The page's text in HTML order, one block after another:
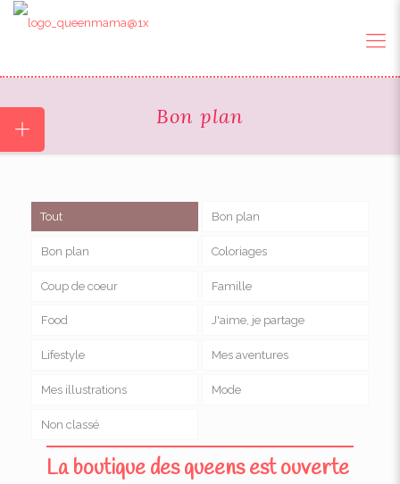
Bon plan
Tout Bon plan
Bon plan Coloriages
Coup de coeur Famille
Food J'aime, je partage
Lifestyle Mes aventures
Mes illustrations Mode
Non classé
La boutique des queens est ouverte